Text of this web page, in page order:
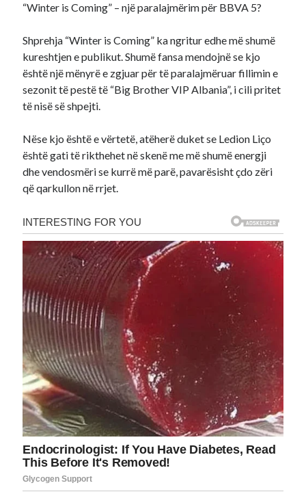
“Winter is Coming” – një paralajmërim për BBVA 5?
Shprehja “Winter is Coming” ka ngritur edhe më shumë
kureshtjen e publikut. Shumë fansa mendojnë se kjo
është një mënyrë e zgjuar për të paralajmëruar fillimin e
sezonit të pestë të “Big Brother VIP Albania”, i cili pritet
të nisë së shpejti.
Nëse kjo është e vërtetë, atëherë duket se Ledion Liço
është gati të rikthehet në skenë me më shumë energji
dhe vendosmëri se kurrë më parë, pavarësisht çdo zëri
që qarkullon në rrjet.